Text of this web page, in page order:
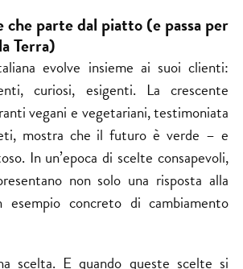
che parte dal piatto (e passa per
Terra)
evolve insieme ai suoi clienti:
curiosi, esigenti. La crescente
vegani e vegetariani, testimoniata
mostra che il futuro è verde – e
In un’epoca di scelte consapevoli,
non solo una risposta alla
esempio concreto di cambiamento
scelta. E quando queste scelte si